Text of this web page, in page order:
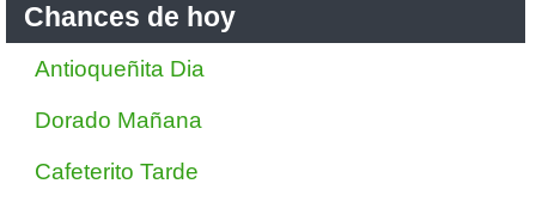
Chances de hoy
Antioqueñita Dia
Dorado Mañana
Cafeterito Tarde